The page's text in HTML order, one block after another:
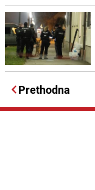
Prethodna